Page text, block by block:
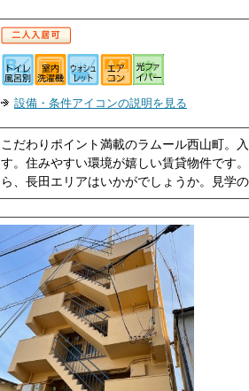
設備・条件アイコンの説明を見る
こだわりポイント満載のラムール西山町。
す。住みやすい環境が嬉しい賃貸物件です
ら、長田エリアはいかがでしょうか。見学